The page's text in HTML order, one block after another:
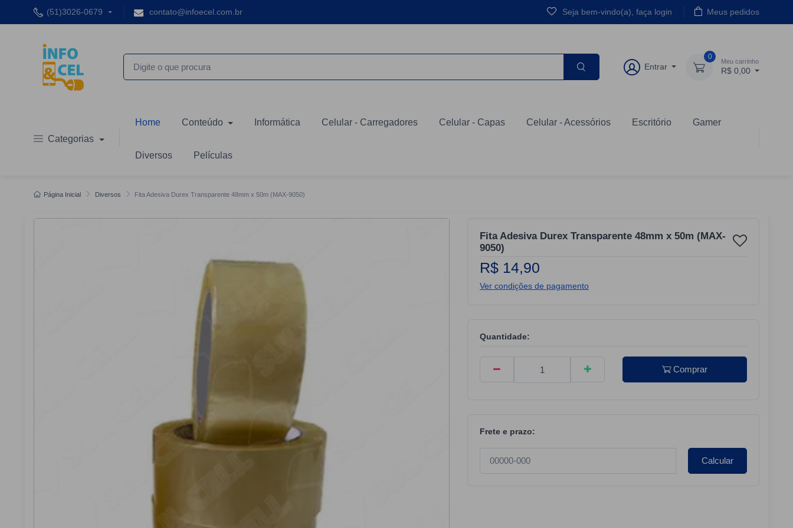
(51)3026-0679 contato@infoecel.com.br Seja bem-vindo(a), faça login Meus pedidos
Entrar
0
Meu carrinho
R$ 0,00
Categorias
Home Conteúdo Informática Celular - Carregadores Celular - Capas Celular - Acessórios Escritório Gamer
Diversos Películas
Página Inicial Diversos Fita Adesiva Durex Transparente 48mm x 50m (MAX-9050)
Fita Adesiva Durex Transparente 48mm x 50m (MAX-
9050)
R$ 14,90
Ver condições de pagamento
Quantidade:
Comprar
Frete e prazo:
Calcular